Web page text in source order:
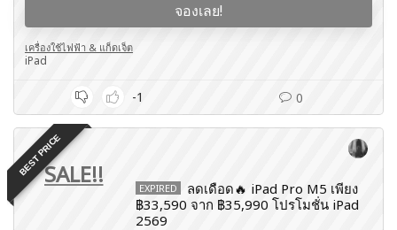
จองเลย!
เครื่องใช้ไฟฟ้า & แก็ดเจ็ต
iPad
-1 0
BEST PRICESALE!! EXPIRED
ลดเดือด🔥 iPad Pro M5 เพียง
฿33,590 จาก ฿35,990 โปรโมชั่น iPad
2569